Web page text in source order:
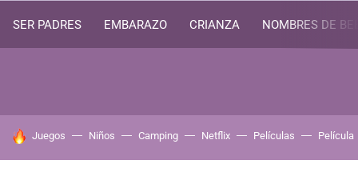
SER PADRES EMBARAZO CRIANZA NOMBRES DE
HOY SE HABLA DE
Juegos Niños Camping Netflix Películas Película